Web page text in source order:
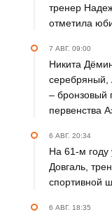
тренер
отметила
7 АВГ. 09:00
Никита
серебряный,
– бронзовый
первенства
6 АВГ. 20:34
На 61-м году
Довгаль,
спортивной
6 АВГ. 18:35